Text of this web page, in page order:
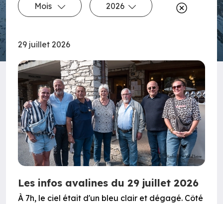
Mois 2026
29 juillet 2026
Les infos avalines du 29 juillet 2026
À 7h, le ciel était d'un bleu clair et dégagé. Côté